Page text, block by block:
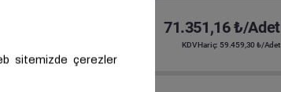
71.351,16 ₺/Adet
KDV Hariç: 59.459,30 ₺/Adet